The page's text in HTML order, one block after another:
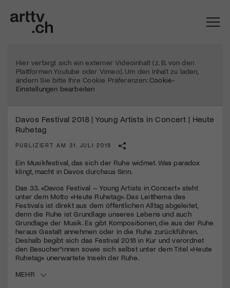
Hier verbirgt sich ein externer Videoinhalt (z. B. von den
Plattformen Youtube oder Vimeo). Um den Inhalt zu laden,
ändern Sie bitte Ihre Cookie Präferenzen:Cookie-
Einstellungen bearbeiten
Davos Festival 2018 | Young Artists in Concert | Heute
Ruhetag
PUBLIZIERT AM 31. JULI 2018
Ein Musikfestival, das sich der Ruhe widmet. Was paradox
klingt, macht in Davos durchaus Sinn.
Das 33. «Davos Festival – Young Artists in Concert» steht
unter dem Motto «Heute Ruhetag». Das Leitthema des
Festivals ist direkt aus dem öffentlichen Alltag abgeleitet,
denn die Ruhe ist Grundlage unseres Lebens und auch
Grundlage der Musik. Es gibt Kompositionen, die aus der Ruhe
heraus Gestalt annehmen oder in die Ruhe zurückführen.
Deshalb begibt sich das Festival 2018 in Kur und verordnet
den Besucher*innen sowie sich selbst unter dem Titel «Heute
Ruhetag» unerwartete Inseln der Ruhe.
MEHR
Mach mit: «Be Part of the Art»!
Engagiere dich als Kulturliebhaber:in, Kulturschaffende(r) oder
Kulturinstitution und unterstütze unsere Arbeit.
Mit deiner Mitgliedschaft erhältst du kostenlosen Zugang zu
diversen Kulturevents.
Jetzt Mitglied werden